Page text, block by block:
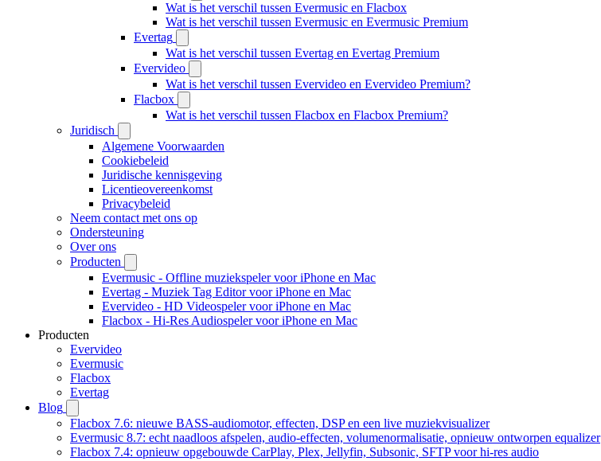
Wat is het verschil tussen Evermusic en Flacbox
Wat is het verschil tussen Evermusic en Evermusic Premium
Evertag
Wat is het verschil tussen Evertag en Evertag Premium
Evervideo
Wat is het verschil tussen Evervideo en Evervideo Premium?
Flacbox
Wat is het verschil tussen Flacbox en Flacbox Premium?
Juridisch
Algemene Voorwaarden
Cookiebeleid
Juridische kennisgeving
Licentieovereenkomst
Privacybeleid
Neem contact met ons op
Ondersteuning
Over ons
Producten
Evermusic - Offline muziekspeler voor iPhone en Mac
Evertag - Muziek Tag Editor voor iPhone en Mac
Evervideo - HD Videospeler voor iPhone en Mac
Flacbox - Hi-Res Audiospeler voor iPhone en Mac
Producten
Evervideo
Evermusic
Flacbox
Evertag
Blog
Flacbox 7.6: nieuwe BASS-audiomotor, effecten, DSP en een live muziekvisualizer
Evermusic 8.7: echt naadloos afspelen, audio-effecten, volumenormalisatie, opnieuw ontworpen equalizer
Flacbox 7.4: opnieuw opgebouwde CarPlay, Plex, Jellyfin, Subsonic, SFTP voor hi-res audio